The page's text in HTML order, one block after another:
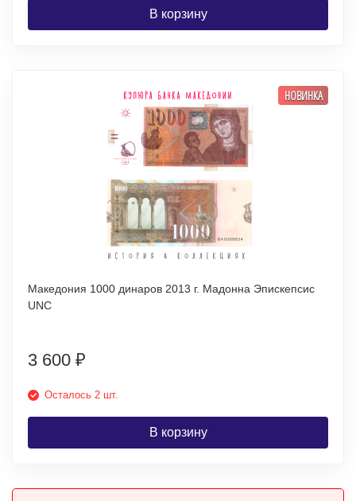
В корзину
НОВИНКА
Македония 1000 динаров 2013 г. Мадонна Эпискепсис
UNC
3 600 ₽
Осталось 2 шт.
В корзину